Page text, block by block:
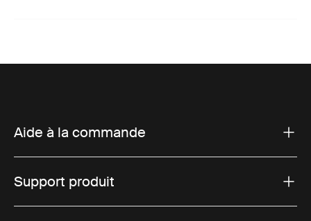
Aide à la commande
Support produit